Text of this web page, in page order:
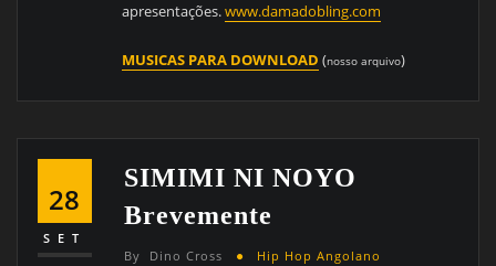
apresentações.www.damadobling.com
MUSICAS PARA DOWNLOAD (nosso arquivo)
28
SET
SIMIMI NI NOYO
Brevemente
By Dino Cross Hip Hop Angolano